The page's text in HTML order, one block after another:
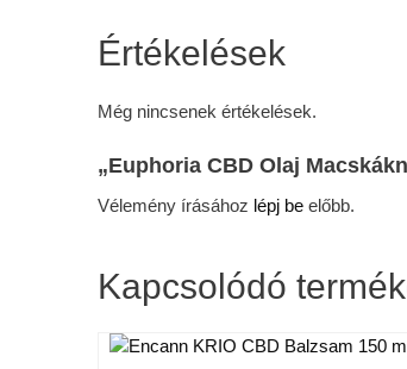
Értékelések
Még nincsenek értékelések.
„Euphoria CBD Olaj
Vélemény írásához lépj be előbb.
Kapcsolódó